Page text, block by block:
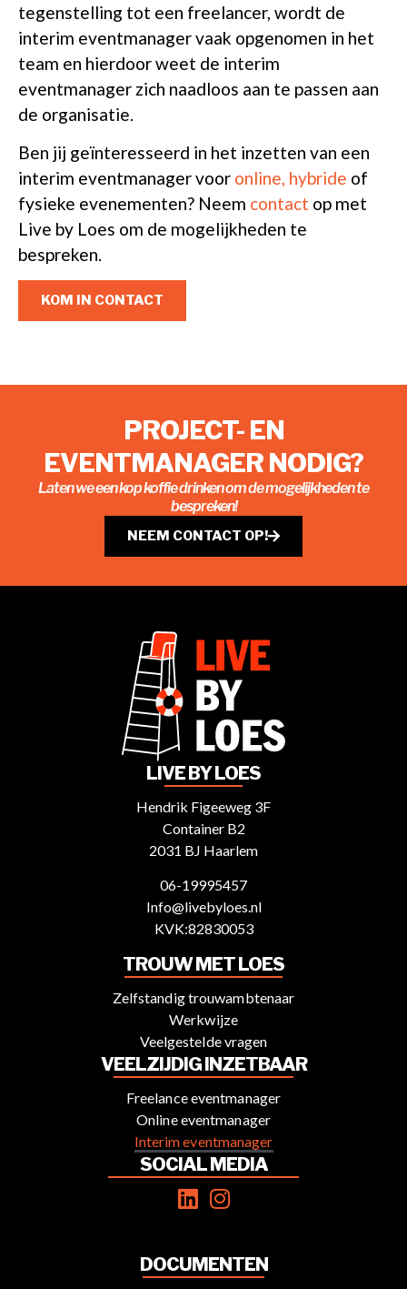
tegenstelling tot een freelancer, wordt de
interim eventmanager vaak opgenomen in het
team en hierdoor weet de interim
eventmanager zich naadloos aan te passen aan
de organisatie.
Ben jij geïnteresseerd in het inzetten van een
interim eventmanager voor online, hybride of
fysieke evenementen? Neem contact op met
Live by Loes om de mogelijkheden te
bespreken.
KOM IN CONTACT
PROJECT- EN
EVENTMANAGER NODIG?
Laten we een kop koffie drinken om de mogelijkheden te
bespreken!
NEEM CONTACT OP!
LIVE BY LOES
Hendrik Figeeweg 3F
Container B2
2031 BJ Haarlem
06-19995457
Info@livebyloes.nl
KVK:82830053
TROUW MET LOES
Zelfstandig trouwambtenaar
Werkwijze
Veelgestelde vragen
VEELZIJDIG INZETBAAR
Freelance eventmanager
Online eventmanager
Interim eventmanager
SOCIAL MEDIA
DOCUMENTEN